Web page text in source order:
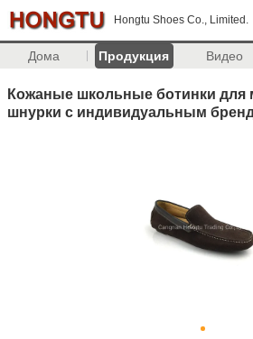
Hongtu Shoes Co., Limited.
Дома Продукция Видео
Кожаные школьные ботинки для
шнурки с индивидуальным